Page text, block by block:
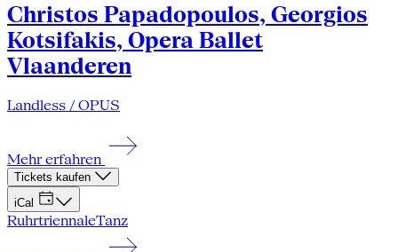
Christos Papadopoulos, Georgios
Kotsifakis, Opera Ballet
Vlaanderen
Landless / OPUS
Mehr erfahren
Tickets kaufen
iCal
RuhrtriennaleTanz